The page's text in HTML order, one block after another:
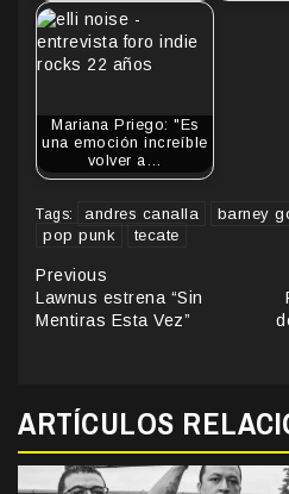
Mariana Priego: "Es
una emoción increíble
volver a…
Tags: andres canalla barney
pop punk
tecate
Continue
Reading
Previous
Lawnus estrena “Sin
Mentiras Esta Vez”
ARTÍCULOS